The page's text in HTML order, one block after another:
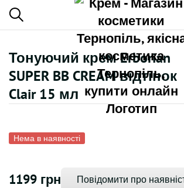
Тонуючий крем Erborian
SUPER BB CREAM відтінок
Clair 15 мл
Нема в наявності
1199 грн Повідомити про